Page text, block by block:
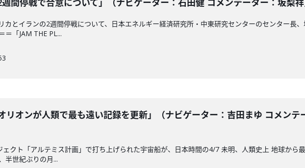
週間停戦で合意について」（ナビゲーター：石田健 コメンテーター：坂梨
カとイランの2週間停戦について、日本エネルギー経済研究所・中東研究センターのセンター長
＝「JAM THE PL...
リオンが人類で最も遠い記録を更新」（ナビゲーター：吉田まゆ コメン
ェクト「アルテミス計画」で打ち上げられた宇宙船が、日本時間の4/7 未明、人類史上 地球から
半世紀ぶりの月...